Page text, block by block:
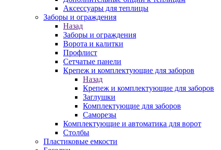
Аксессуары для теплицы
Заборы и ограждения
Назад
Заборы и ограждения
Ворота и калитки
Профлист
Сетчатые панели
Крепеж и комплектующие для заборов
Назад
Крепеж и комплектующие для заборов
Заглушки
Комплектующие для заборов
Саморезы
Комплектующие и автоматика для ворот
Столбы
Пластиковые емкости